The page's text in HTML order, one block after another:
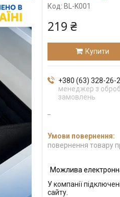
Код: BL-K001
219 ₴
Купити
+380 (63) 328-26-
менеджер з
замовлень
повернення товару
У компанії
сайту.